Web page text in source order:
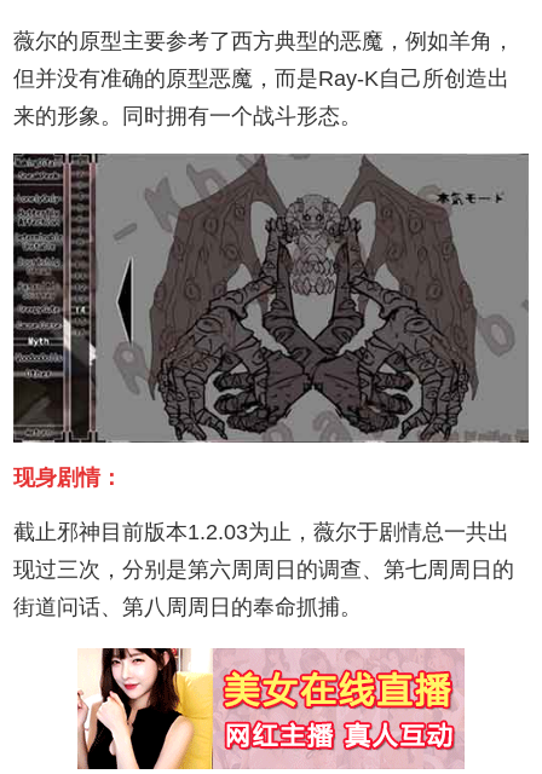
薇尔的原型主要参考了西方典型的恶魔，例如羊角，
但并没有准确的原型恶魔，而是Ray-K自己所创造出
来的形象。同时拥有一个战斗形态。
现身剧情：
截止邪神目前版本1.2.03为止，薇尔于剧情总一共出
现过三次，分别是第六周周日的调查、第七周周日的
街道问话、第八周周日的奉命抓捕。